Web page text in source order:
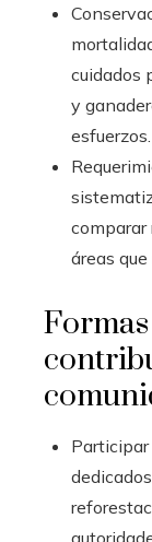
cuidados
y
esfuerzos.
comparar
áreas